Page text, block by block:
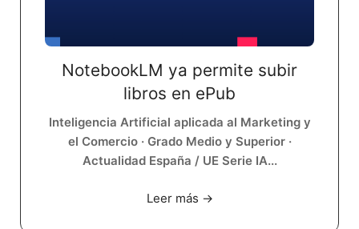
NotebookLM ya permite subir
libros en ePub
Inteligencia Artificial aplicada al Marketing y
el Comercio · Grado Medio y Superior ·
Actualidad España / UE Serie IA...
Leer más →